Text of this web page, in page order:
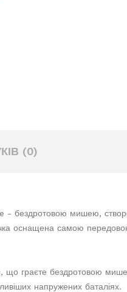
(0)
- бездротовою мишею,
оснащена самою
що граєте бездротовою
напружених баталіях.